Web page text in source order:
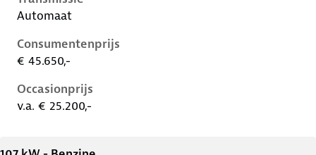
Automaat
Consumentenprijs
€ 45.650,-
Occasionprijs
v.a. € 25.200,-